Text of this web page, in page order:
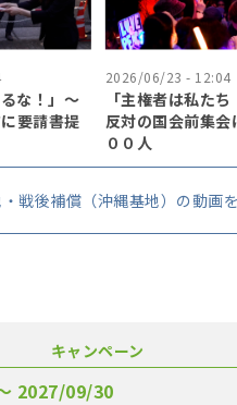
な！」〜
要請書提
2026/06/23 - 12:04
「主権者は私た
反対の国会前集会
００人
戦後補償（沖縄基地）の動画
キャンペーン
2027/09/30